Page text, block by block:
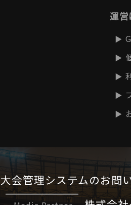
運営
大会管理システムのお問